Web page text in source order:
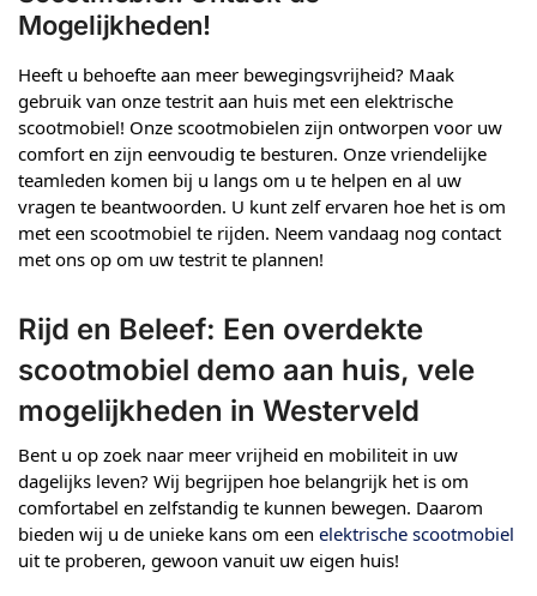
Mogelijkheden!
Heeft u behoefte aan meer bewegingsvrijheid? Maak
gebruik van onze testrit aan huis met een elektrische
scootmobiel! Onze scootmobielen zijn ontworpen voor uw
comfort en zijn eenvoudig te besturen. Onze vriendelijke
teamleden komen bij u langs om u te helpen en al uw
vragen te beantwoorden. U kunt zelf ervaren hoe het is om
met een scootmobiel te rijden. Neem vandaag nog contact
met ons op om uw testrit te plannen!
Rijd en Beleef: Een overdekte
scootmobiel demo aan huis, vele
mogelijkheden in Westerveld
Bent u op zoek naar meer vrijheid en mobiliteit in uw
dagelijks leven? Wij begrijpen hoe belangrijk het is om
comfortabel en zelfstandig te kunnen bewegen. Daarom
bieden wij u de unieke kans om een elektrische scootmobiel
uit te proberen, gewoon vanuit uw eigen huis!